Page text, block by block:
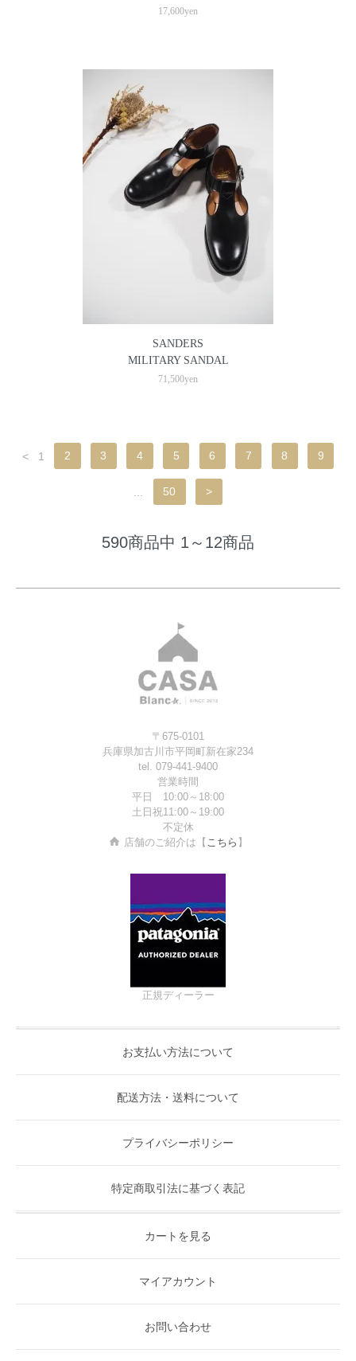
17,600yen
SANDERS
MILITARY SANDAL
71,500yen
< 1 2 3 4 5 6 7 8 9
50 >
590商品中 1～12商品
〒675-0101
兵庫県加古川市平岡町新在家234
tel. 079-441-9400
営業時間
平日 10:00～18:00
土日祝11:00～19:00
不定休
店舗のご紹介は【 こちら 】
正規ディーラー
お支払い方法について
配送方法・送料について
プライバシーポリシー
特定商取引法に基づく表記
カートを見る
マイアカウント
お問い合わせ